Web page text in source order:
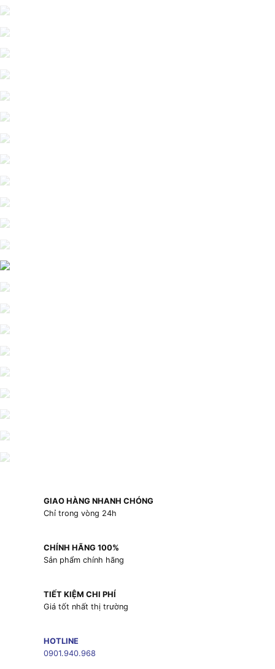
GIAO HÀNG NHANH CHÓNG
Chỉ trong vòng 24h
CHÍNH HÃNG 100%
Sản phẩm chính hãng
TIẾT KIỆM CHI PHÍ
Giá tốt nhất thị trường
HOTLINE
0901.940.968